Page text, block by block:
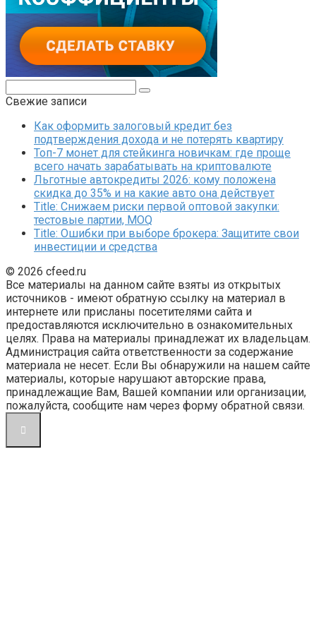
Свежие записи
Как оформить залоговый кредит без
подтверждения дохода и не потерять квартиру
Топ-7 монет для стейкинга новичкам: где проще
всего начать зарабатывать на криптовалюте
Льготные автокредиты 2026: кому положена
скидка до 35% и на какие авто она действует
Title: Снижаем риски первой оптовой закупки:
тестовые партии, MOQ
Title: Ошибки при выборе брокера: Защитите свои
инвестиции и средства
© 2026 cfeed.ru
Все материалы на данном сайте взяты из открытых
источников - имеют обратную ссылку на материал в
интернете или присланы посетителями сайта и
предоставляются исключительно в ознакомительных
целях. Права на материалы принадлежат их владельцам.
Администрация сайта ответственности за содержание
материала не несет. Если Вы обнаружили на нашем сайте
материалы, которые нарушают авторские права,
принадлежащие Вам, Вашей компании или организации,
пожалуйста, сообщите нам через форму обратной связи.